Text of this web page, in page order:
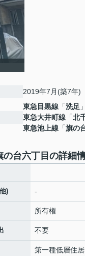
2019年7月(築7年)
東急目黒線 「洗足
東急大井町線 「北
東急池上線 「旗の
の台六丁目の詳細
) -
所有権
不要
第一種低層住